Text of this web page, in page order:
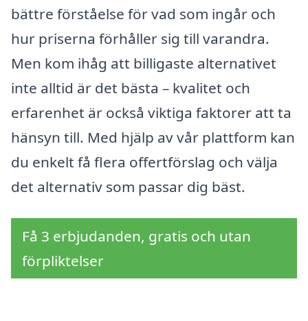
bättre förståelse för vad som ingår och
hur priserna förhåller sig till varandra.
Men kom ihåg att billigaste alternativet
inte alltid är det bästa – kvalitet och
erfarenhet är också viktiga faktorer att ta
hänsyn till. Med hjälp av vår plattform kan
du enkelt få flera offertförslag och välja
det alternativ som passar dig bäst.
Få 3 erbjudanden, gratis och utan
förpliktelser